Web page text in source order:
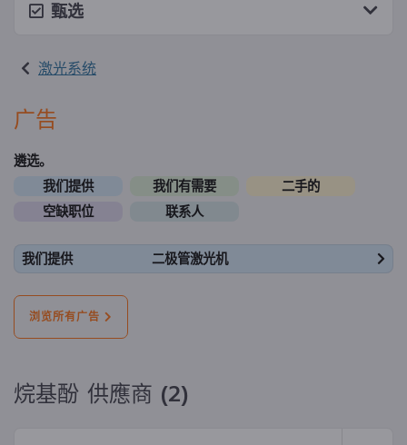
甄选
激光系统
广告
遴选。
我们提供
我们有需要
二手的
空缺职位
联系人
我们提供 二极管激光机
浏览所有广告
烷基酚 供應商 (2)